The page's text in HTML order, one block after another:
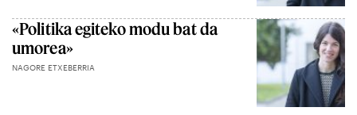
«Politika egiteko modu bat da
umorea»
NAGORE ETXEBERRIA